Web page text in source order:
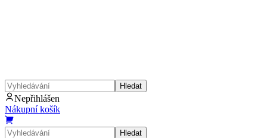
Hledat
Nepřihlášen
Nákupní košík
Hledat